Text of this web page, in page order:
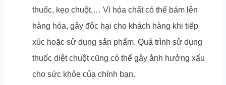
thuốc, kẹo chuột,… Vì hóa chất có thể bám lên
hàng hóa, gây độc hại cho khách hàng khi tiếp
xúc hoặc sử dụng sản phẩm. Quá trình sử dụng
thuốc diệt chuột cũng có thể gây ảnh hưởng xấu
cho sức khỏe của chính bạn.